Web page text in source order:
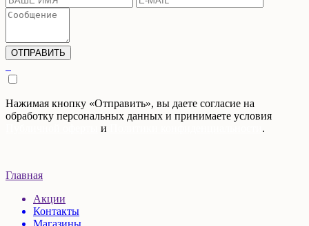
Нажимая кнопку «Отправить», вы даете согласие на
обработку персональных данных и принимаете условия
и .
Главная
Акции
Контакты